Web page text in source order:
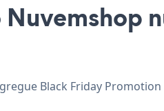
Black Friday Promotion